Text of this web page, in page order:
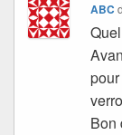
ABC
Bon